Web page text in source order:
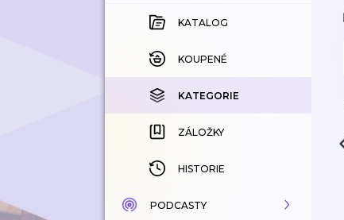
KATALOG
KOUPENÉ
KATEGORIE
ZÁLOŽKY
HISTORIE
PODCASTY